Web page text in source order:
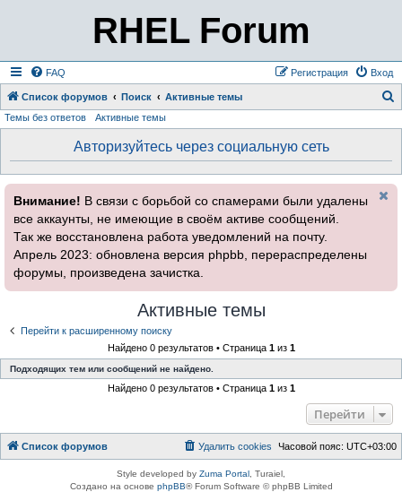
RHEL Forum
FAQ Вход
Регистрация
Список форумов Поиск Активные темы
Темы без ответов Активные темы
Авторизуйтесь через социальную сеть
Внимание! В связи с борьбой со спамерами были удалены
все аккаунты, не имеющие в своём активе сообщений.
Так же восстановлена работа уведомлений на почту.
Апрель 2023: обновлена версия phpbb, перераспределены
форумы, произведена зачистка.
Активные темы
Перейти к расширенному поиску
Найдено 0 результатов • Страница 1из 1
Подходящих тем или сообщений не найдено.
Найдено 0 результатов • Страница 1из 1
Перейти
Список форумов Часовой пояс: UTC+03:00
Удалить cookies
Style developed by Zuma Portal , Turaiel,
Создано на основе phpBB® Forum Software © phpBB Limited